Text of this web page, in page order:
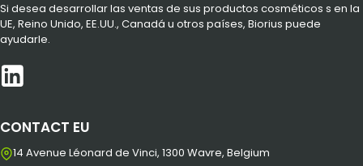
Si desea desarrollar las ventas de sus productos cosméticos s en la
UE, Reino Unido, EE.UU., Canadá u otros países, Biorius puede
ayudarle.
CONTACT EU
14 Avenue Léonard de Vinci, 1300 Wavre, Belgium